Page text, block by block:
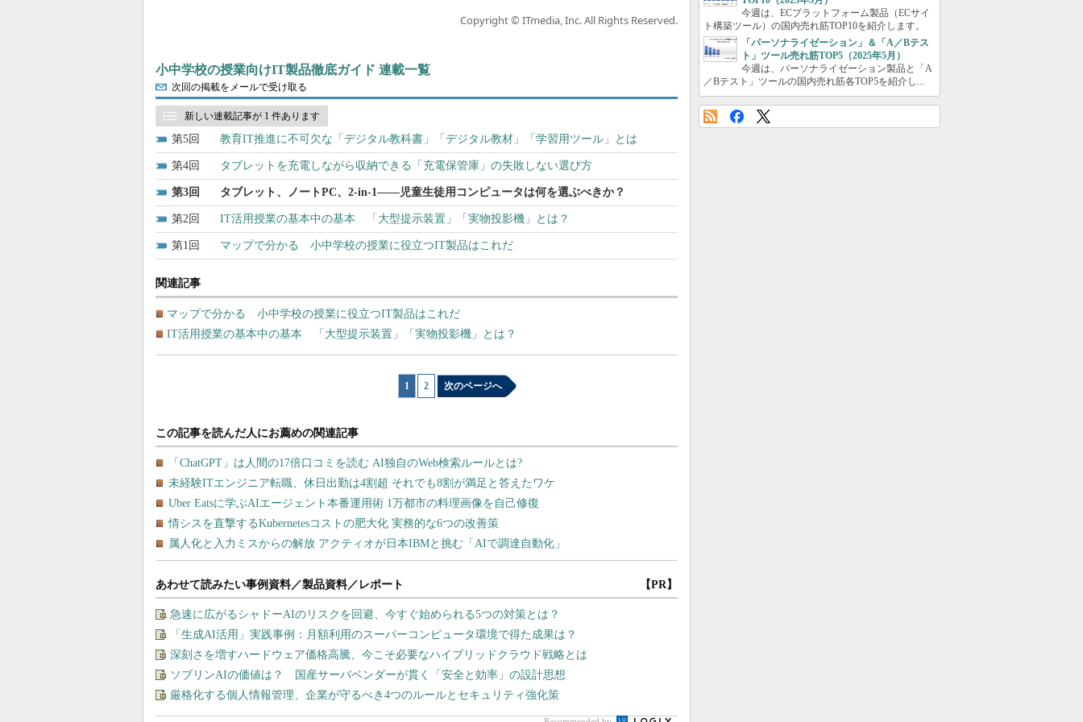
Copyright © ITmedia, Inc. All Rights Reserved.
小中学校の授業向けIT製品徹底ガイド 連載一覧
次回の掲載をメールで受け取る
新しい連載記事が 1 件あります
5 教育IT推進に不可欠な「デジタル教科書」「デジタル教材」「学習用ツール」とは
4 タブレットを充電しながら収納できる「充電保管庫」の失敗しない選び方
3 タブレット、ノートPC、2-in-1――児童生徒用コンピュータは何を選ぶべきか？
2 IT活用授業の基本中の基本 「大型提示装置」「実物投影機」とは？
1 マップで分かる 小中学校の授業に役立つIT製品はこれだ
関連記事
マップで分かる 小中学校の授業に役立つIT製品はこれだ
IT活用授業の基本中の基本 「大型提示装置」「実物投影機」とは？
1 2 次のページへ
あわせて読みたい事例資料／製品資料／レポート 【PR】
急速に広がるシャドーAIのリスクを回避、今すぐ始められる5つの対策とは？
「生成AI活用」実践事例：月額利用のスーパーコンピュータ環境で得た成果は？
深刻さを増すハードウェア価格高騰、今こそ必要なハイブリッドクラウド戦略とは
ソブリンAIの価値は？ 国産サーバベンダーが貫く「安全と効率」の設計思想
厳格化する個人情報管理、企業が守るべき4つのルールとセキュリティ強化策
今週は、ECプラットフォーム製品（ECサイ
ト構築ツール）の国内売れ筋TOP10を紹介します。
「パーソナライゼーション」＆「A／Bテス
ト」ツール売れ筋TOP5（2025年5月）
今週は、パーソナライゼーション製品と「A
／Bテスト」ツールの国内売れ筋各TOP5を紹介し...